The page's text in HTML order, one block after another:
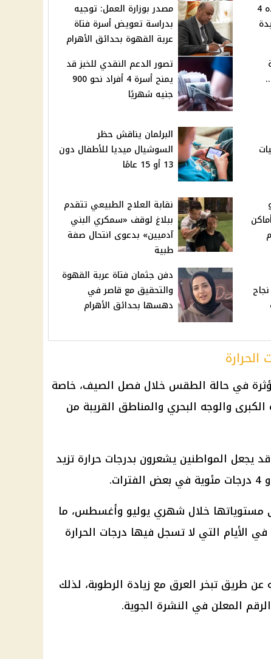
حبس طالب 15 عامًا ووالده 4
مصدر بوزارة العمل: توجيه
بدراسة تعويض أسرة فتاة
عربة القهوة بحدائق الأهرام
تصور الدعم النقدي للخبز قد
يمنح أسرة 4 أفراد نحو 900
جنيه شهريًا
البرلمان يناقش حظر
السوشيال ميديا للأطفال دون
13 أو 15 عامًا
نقابة العلاج الطبيعي تتقدم
ببلاغ لوقف «سمكري البني
آدميين» بدعوى انتحال صفة
طبية
نجاح
دفن جثمان فتاة عربة القهوة
والتحقيق مع قاصر في
دهسها بحدائق الأهرام
في حالة الطقس خلال فصل الصيف، خاصة
والوجه البحري والمناطق القريبة من
يجعل المواطنين يشعرون بدرجات حرارة تزيد
مستوياتها خلال شهري يوليو وأغسطس، ما
الأيام التي لا تسجل فيها درجات الحرارة
طريق تبخر العرق مع زيادة الرطوبة، لذلك
المعلن في النشرة الجوية.